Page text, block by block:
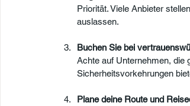
Priorität. Viele Anbieter
auslassen.
Buchen Sie bei
Achte auf Unternehmen, die
Sicherheitsvorkehrungen
Plane deine Route und